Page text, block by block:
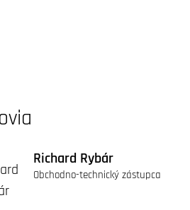
Richard Rybár
Obchodno-technický zástupca